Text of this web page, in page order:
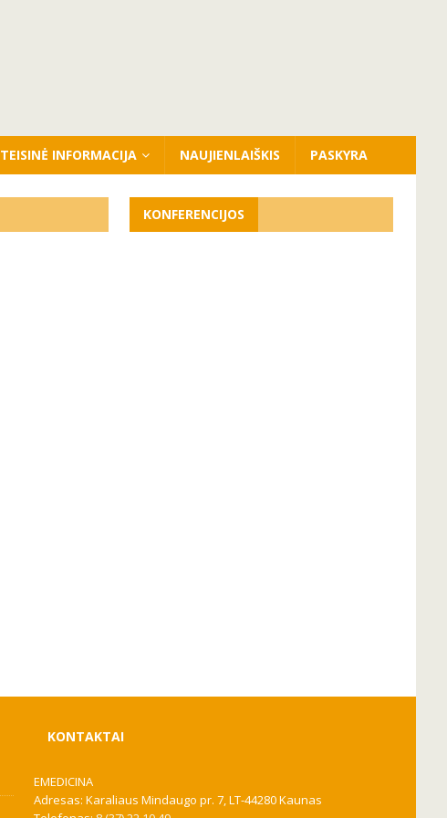
TEISINĖ INFORMACIJA NAUJIENLAIŠKIS PASKYRA
KONFERENCIJOS
KONTAKTAI
EMEDICINA
Adresas: Karaliaus Mindaugo pr. 7, LT-44280 Kaunas